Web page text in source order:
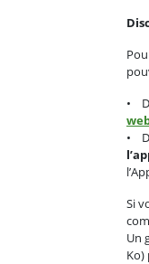
•
•
Si
Un
Ko)